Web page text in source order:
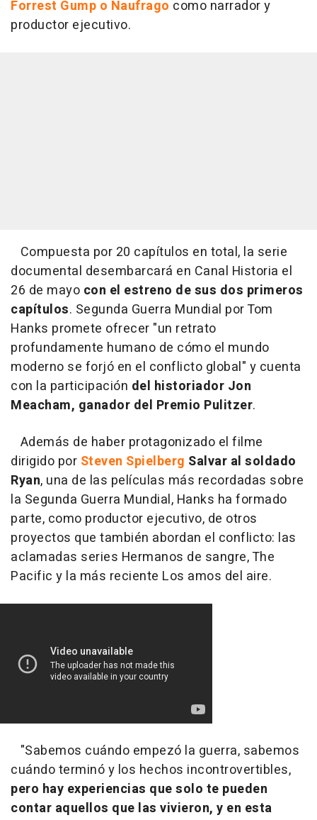
Forrest Gump o Naufrago como narrador y
productor ejecutivo.
Compuesta por 20 capítulos en total, la serie
documental desembarcará en Canal Historia el
26 de mayo con el estreno de sus dos primeros
capítulos. Segunda Guerra Mundial por Tom
Hanks promete ofrecer "un retrato
profundamente humano de cómo el mundo
moderno se forjó en el conflicto global" y cuenta
con la participación del historiador Jon
Meacham, ganador del Premio Pulitzer.
Además de haber protagonizado el filme
dirigido por Steven Spielberg Salvar al soldado
Ryan, una de las películas más recordadas sobre
la Segunda Guerra Mundial, Hanks ha formado
parte, como productor ejecutivo, de otros
proyectos que también abordan el conflicto: las
aclamadas series Hermanos de sangre, The
Pacific y la más reciente Los amos del aire.
"Sabemos cuándo empezó la guerra, sabemos
cuándo terminó y los hechos incontrovertibles,
pero hay experiencias que solo te pueden
contar aquellos que las vivieron, y en esta